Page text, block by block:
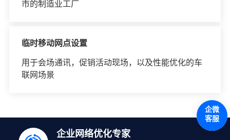
市的制造业工厂
临时移动网点设置
用于会场通讯，促销活动现场，以及性能优化的车
联网场景
企业网络优化专家
企微
客服